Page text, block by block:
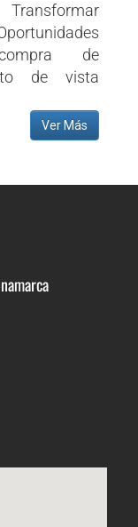
de
de vista
Ver Más